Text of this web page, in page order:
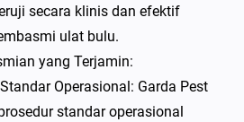
secara klinis dan efektif
ulat bulu.
yang Terjamin:
Operasional: Garda Pest
standar operasional